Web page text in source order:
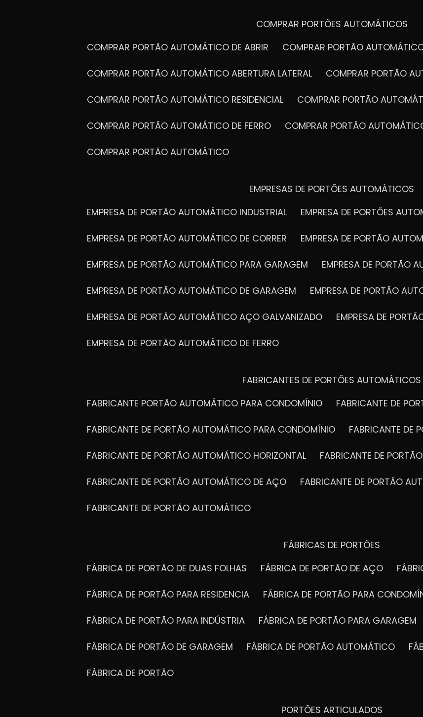
COMPRAR PORTÕES AUTOMÁTICOS
COMPRAR PORTÃO AUTOMÁTICO DE ABRIR
COMPRAR PORTÃO
COMPRAR PORTÃO AUTOMÁTICO ABERTURA LATERAL COMPRAR PORTÃO
COMPRAR PORTÃO AUTOMÁTICO RESIDENCIAL COMPRAR PORTÃO
COMPRAR PORTÃO AUTOMÁTICO DE FERRO COMPRAR PORTÃO
COMPRAR PORTÃO AUTOMÁTICO
EMPRESAS DE PORTÕES AUTOMÁTICOS
EMPRESA DE PORTÃO AUTOMÁTICO INDUSTRIAL
EMPRESA DE PORTÕES
EMPRESA DE PORTÃO AUTOMÁTICO DE CORRER EMPRESA DE PORTÃO
EMPRESA DE PORTÃO AUTOMÁTICO PARA GARAGEM EMPRESA DE PORTÃO
EMPRESA DE PORTÃO AUTOMÁTICO DE GARAGEM EMPRESA DE PORTÃO
EMPRESA DE PORTÃO AUTOMÁTICO AÇO GALVANIZADO EMPRESA DE
EMPRESA DE PORTÃO AUTOMÁTICO DE FERRO
FABRICANTES DE PORTÕES AUTOMÁTICOS
FABRICANTE PORTÃO AUTOMÁTICO PARA CONDOMÍNIO
FABRICANTE DE
FABRICANTE DE PORTÃO AUTOMÁTICO PARA CONDOMÍNIO FABRICANTE DE
FABRICANTE DE PORTÃO AUTOMÁTICO HORIZONTAL FABRICANTE DE
FABRICANTE DE PORTÃO AUTOMÁTICO DE AÇO FABRICANTE DE PORTÃO
FABRICANTE DE PORTÃO AUTOMÁTICO
FÁBRICAS DE PORTÕES
FÁBRICA DE PORTÃO DE DUAS FOLHAS
FÁBRICA DE PORTÃO DE AÇO
FÁBRICA DE PORTÃO PARA RESIDENCIA FÁBRICA DE PORTÃO PARA
FÁBRICA DE PORTÃO PARA INDÚSTRIA FÁBRICA DE PORTÃO PARA GARAGEM
FÁBRICA DE PORTÃO DE GARAGEM FÁBRICA DE PORTÃO AUTOMÁTICO
FÁBRICA DE PORTÃO
PORTÕES ARTICULADOS